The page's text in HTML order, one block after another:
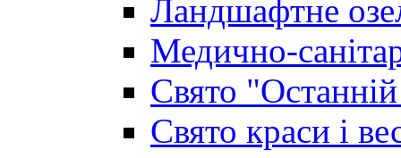
Ландшафтне
Медично-
Свято
Свято краси і